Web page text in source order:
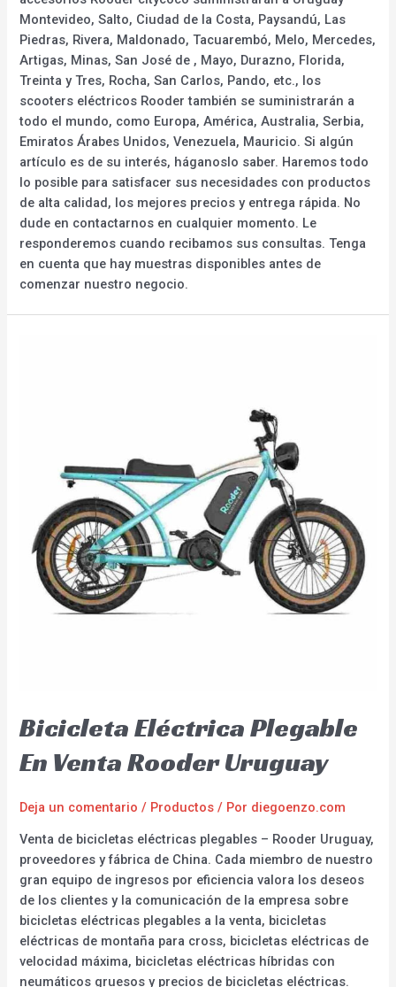
Montevideo, Salto, Ciudad de la Costa, Paysandú, Las
Piedras, Rivera, Maldonado, Tacuarembó, Melo, Mercedes,
Artigas, Minas, San José de , Mayo, Durazno, Florida,
Treinta y Tres, Rocha, San Carlos, Pando, etc., los
scooters eléctricos Rooder también se suministrarán a
todo el mundo, como Europa, América, Australia, Serbia,
Emiratos Árabes Unidos, Venezuela, Mauricio. Si algún
artículo es de su interés, háganoslo saber. Haremos todo
lo posible para satisfacer sus necesidades con productos
de alta calidad, los mejores precios y entrega rápida. No
dude en contactarnos en cualquier momento. Le
responderemos cuando recibamos sus consultas. Tenga
en cuenta que hay muestras disponibles antes de
comenzar nuestro negocio.
Bicicleta Eléctrica Plegable
En Venta Rooder Uruguay
Deja un comentario / Productos / Por diegoenzo.com
Venta de bicicletas eléctricas plegables – Rooder Uruguay,
proveedores y fábrica de China. Cada miembro de nuestro
gran equipo de ingresos por eficiencia valora los deseos
de los clientes y la comunicación de la empresa sobre
bicicletas eléctricas plegables a la venta, bicicletas
eléctricas de montaña para cross, bicicletas eléctricas de
velocidad máxima, bicicletas eléctricas híbridas con
neumáticos gruesos y precios de bicicletas eléctricas.